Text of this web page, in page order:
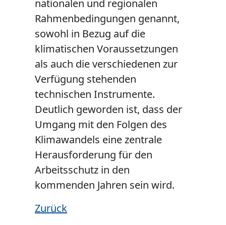
nationalen und regionalen
Rahmenbedingungen genannt,
sowohl in Bezug auf die
klimatischen Voraussetzungen
als auch die verschiedenen zur
Verfügung stehenden
technischen Instrumente.
Deutlich geworden ist, dass der
Umgang mit den Folgen des
Klimawandels eine zentrale
Herausforderung für den
Arbeitsschutz in den
kommenden Jahren sein wird.
Zurück